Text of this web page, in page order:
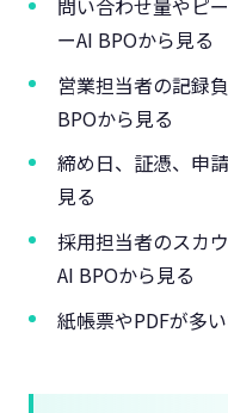
問い合わせ量やピ
ーAI BPOから見る
営業担当者の記録
BPOから見る
締め日、証憑、申
見る
採用担当者のスカ
AI BPOから見る
紙帳票やPDFが多